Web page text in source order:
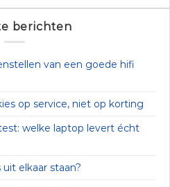
berichten
van een goede hifi
op service, niet op korting
welke laptop levert écht
elkaar staan?